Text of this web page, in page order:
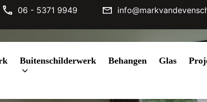
06 - 5371 9949
Buitenschilderwerk Behangen Glas